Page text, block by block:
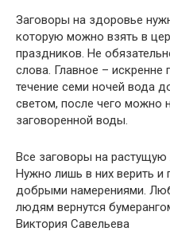
Заговоры на здоровье
которую можно взять в
праздников. Не
слова. Главное –
течение семи ночей вода
светом, после чего можно
заговоренной воды.
Все заговоры на растущую
Нужно лишь в них верить и
добрыми намерениями.
людям вернутся
Виктория Савельева